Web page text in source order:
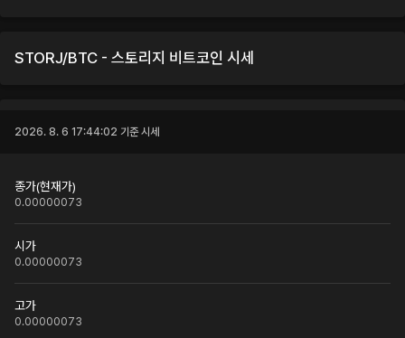
STORJ/BTC - 스토리지 비트코인 시세
2026. 8. 6 17:44:02 기준 시세
종가(현재가)
0.00000073
시가
0.00000073
고가
0.00000073